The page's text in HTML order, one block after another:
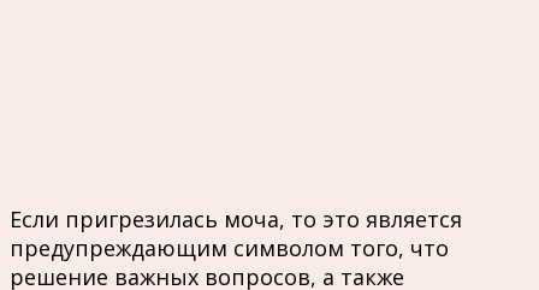
Если пригрезилась моча, то это является
предупреждающим символом того, что
решение важных вопросов, а также